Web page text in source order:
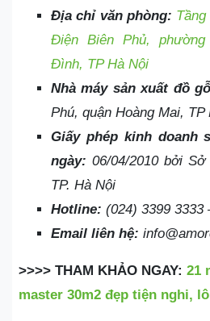
Địa chỉ văn phòng:
Điện Biên Phủ,
Đình, TP Hà Nội
Nhà máy sản xuất đồ
Phú, quận Hoàng Mai, TP
Giấy phép kinh doanh
ngày: 06/04/2010 bởi
TP. Hà Nội
Hotline: (024) 3399 3333
Email liên hệ:
>>>> THAM KHẢO NGAY: 21
master 30m2 đẹp tiện nghi,